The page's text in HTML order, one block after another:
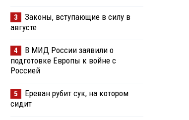
3
Законы, вступающие в силу в
августе
4
В МИД России заявили о
подготовке Европы к войне с
Россией
5
Ереван рубит сук, на котором
сидит